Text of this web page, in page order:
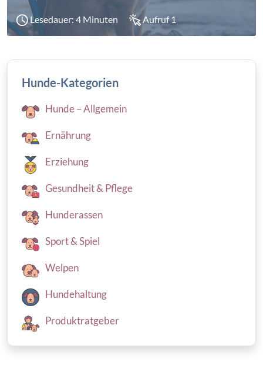
Lesedauer: 4 Minuten Aufruf 1
Hunde-Kategorien
Hunde – Allgemein
Ernährung
Erziehung
Gesundheit & Pflege
Hunderassen
Sport & Spiel
Welpen
Hundehaltung
Produktratgeber